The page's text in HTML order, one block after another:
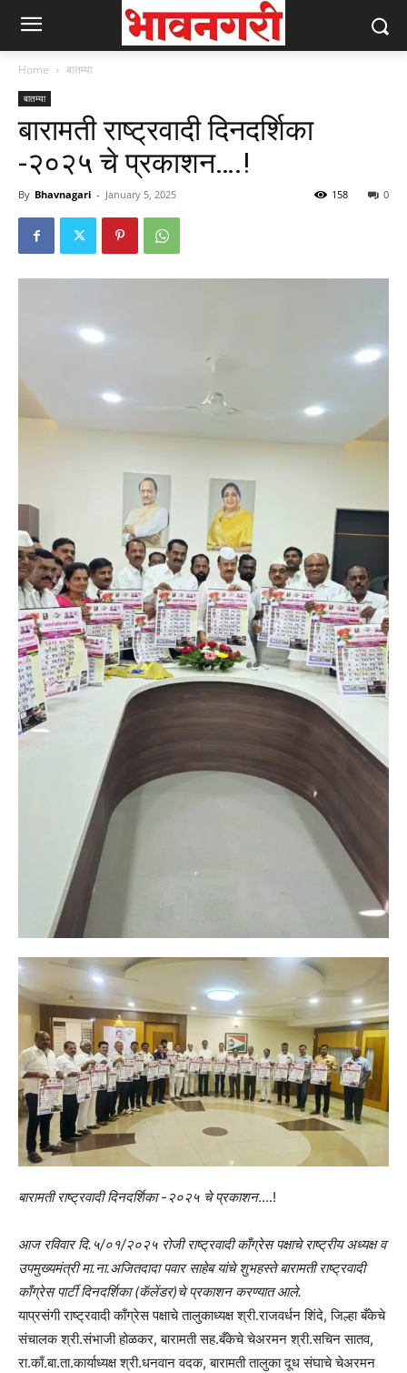
Home बातम्या
बातम्या
बारामती राष्ट्रवादी दिनदर्शिका
-२०२५ चे प्रकाशन….!
By Bhavnagari - January 5, 2025 0
158
बारामती राष्ट्रवादी दिनदर्शिका -२०२५ चे प्रकाशन….!
आज रविवार दि.५/०१/२०२५ रोजी राष्ट्रवादी काँग्रेस पक्षाचे राष्ट्रीय अध्यक्ष व
उपमुख्यमंत्री मा.ना.अजितदादा पवार साहेब यांचे शुभहस्ते बारामती राष्ट्रवादी
काँग्रेस पार्टी दिनदर्शिका (कॅलेंडर)चे प्रकाशन करण्यात आले.
याप्रसंगी राष्ट्रवादी काँग्रेस पक्षाचे तालुकाध्यक्ष श्री.राजवर्धन शिंदे, जिल्हा बँकेचे
संचालक श्री.संभाजी होळकर, बारामती सह.बँकेचे चेअरमन श्री.सचिन सातव,
रा.काँ.बा.ता.कार्याध्यक्ष श्री.धनवान वदक, बारामती तालुका दूध संघाचे चेअरमन